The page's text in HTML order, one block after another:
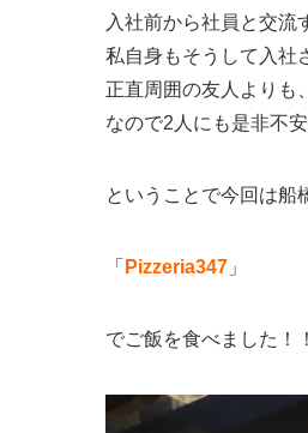
入社前から社員と交流
私自身もそうして入社
正直周囲の友人よりも
なので2人にも是非不
ということで今回は船
「 Pizzeria347 」
でご飯を食べました！！